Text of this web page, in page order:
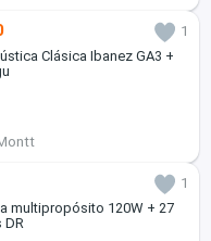
1
Clásica Ibanez GA3 +
1
multipropósito 120W + 27
DR